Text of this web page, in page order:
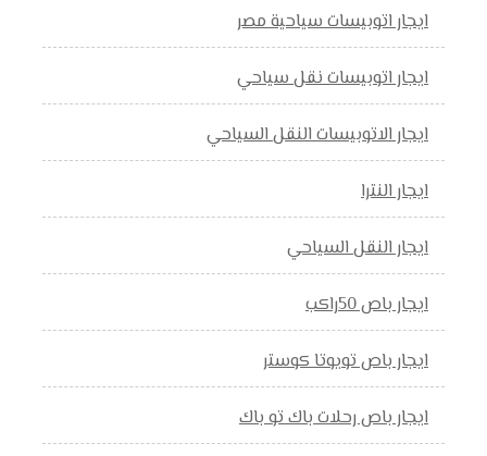
ايجار اتوبيسات سياحية مصر
ايجار اتوبيسات نقل سياحي
ايجار الاتوبيسات النقل السياحي
ايجار النترا
ايجار النقل السياحي
ايجار باص 50راكب
ايجار باص تويوتا كوستر
ايجار باص رحلات باك تو باك